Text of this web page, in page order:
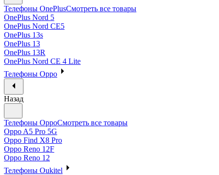
Телефоны OnePlusСмотреть все товары
OnePlus Nord 5
OnePlus Nord CE5
OnePlus 13s
OnePlus 13
OnePlus 13R
OnePlus Nord CE 4 Lite
Телефоны Oppo
Назад
Телефоны OppoСмотреть все товары
Oppo A5 Pro 5G
Oppo Find X8 Pro
Oppo Reno 12F
Oppo Reno 12
Телефоны Oukitel